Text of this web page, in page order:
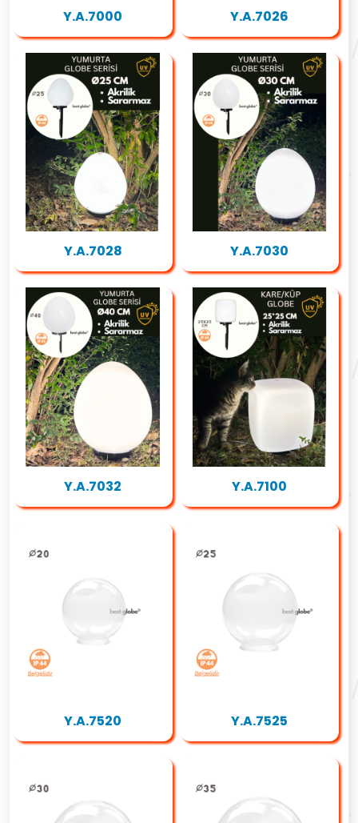
Y.A.7000 Y.A.7026
Y.A.7028 Y.A.7030
Y.A.7032 Y.A.7100
Y.A.7520 Y.A.7525